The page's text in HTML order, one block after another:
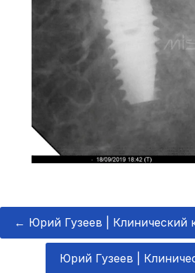
← Юрий Гузеев | Клинический
Юрий Гузеев |